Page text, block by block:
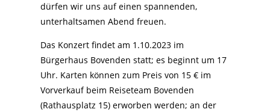
dürfen wir uns auf einen spannenden,
unterhaltsamen Abend freuen.
Das Konzert findet am 1.10.2023 im
Bürgerhaus Bovenden statt; es beginnt um 17
Uhr. Karten können zum Preis von 15 € im
Vorverkauf beim Reiseteam Bovenden
(Rathausplatz 15) erworben werden; an der